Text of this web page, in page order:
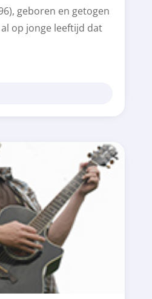
geboren en getogen
op jonge leeftijd dat